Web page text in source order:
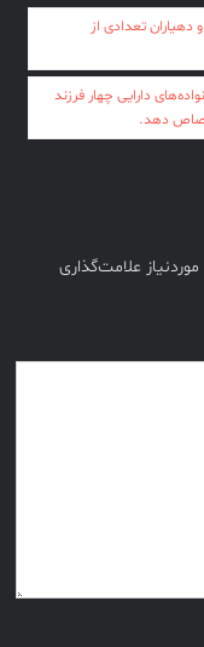
تعدادی از
دارایی چهار فرزند
علامت‌گذاری